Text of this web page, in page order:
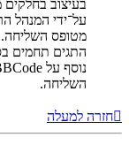
על־ידי המנהל
התגים תחמים
השליחה.
חזרה למעלה